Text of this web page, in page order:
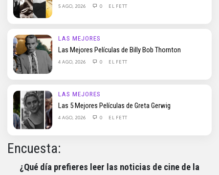
5 AGO, 2026 0 EL FETT
LAS MEJORES
Las Mejores Películas de Billy Bob Thornton
4 AGO, 2026 0 EL FETT
LAS MEJORES
Las 5 Mejores Películas de Greta Gerwig
4 AGO, 2026 0 EL FETT
Encuesta:
¿Qué día prefieres leer las noticias de cine de la